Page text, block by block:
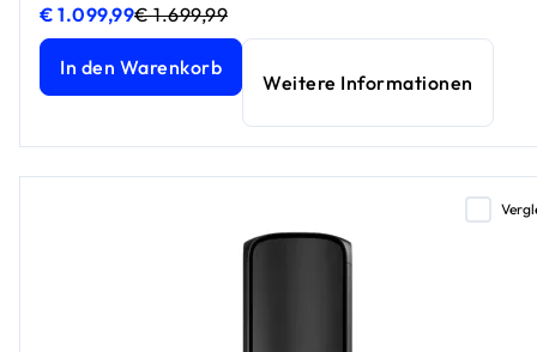
€ 1.099,99
Orbi 970 Series Quad-Band WiFi 7 Mesh Router, 27GBit/s
€ 1.699,99
Orbi 970 Series Quad-Band WiFi 7 Mesh Router, 27GBit/s
In den Warenkorb
Weitere Informationen